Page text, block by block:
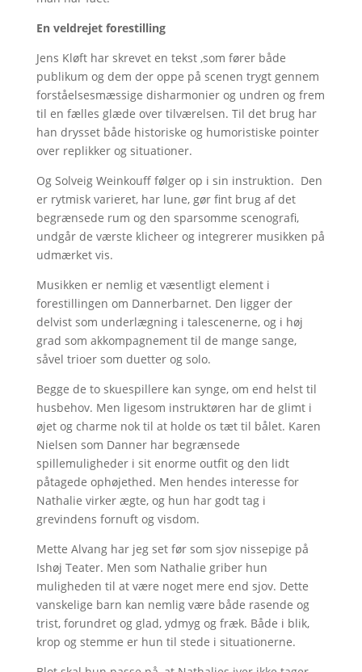
En veldrejet forestilling
Jens Kløft har skrevet en tekst ,som fører både
publikum og dem der oppe på scenen trygt gennem
forståelsesmæssige disharmonier og undren og frem
til en fælles glæde over tilværelsen. Til det brug har
han drysset både historiske og humoristiske pointer
over replikker og situationer.
Og Solveig Weinkouff følger op i sin instruktion. Den
er rytmisk varieret, har lune, gør fint brug af det
begrænsede rum og den sparsomme scenografi,
undgår de værste klicheer og integrerer musikken på
udmærket vis.
Musikken er nemlig et væsentligt element i
forestillingen om Dannerbarnet. Den ligger der
delvist som underlægning i talescenerne, og i høj
grad som akkompagnement til de mange sange,
såvel trioer som duetter og solo.
Begge de to skuespillere kan synge, om end helst til
husbehov. Men ligesom instruktøren har de glimt i
øjet og charme nok til at holde os tæt til bålet. Karen
Nielsen som Danner har begrænsede
spillemuligheder i sit enorme outfit og den lidt
påtagede ophøjethed. Men hendes interesse for
Nathalie virker ægte, og hun har godt tag i
grevindens fornuft og visdom.
Mette Alvang har jeg set før som sjov nissepige på
Ishøj Teater. Men som Nathalie griber hun
muligheden til at være noget mere end sjov. Dette
vanskelige barn kan nemlig være både rasende og
trist, forundret og glad, ydmyg og fræk. Både i blik,
krop og stemme er hun til stede i situationerne.